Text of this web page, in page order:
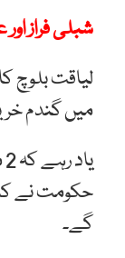
شبلی فراز
لیاقت بلوچ
میں گندم
حکومت نے
گے۔